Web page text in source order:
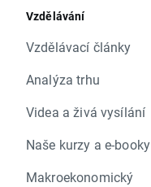
Vzdělávání
Vzdělávací články
Analýza trhu
Videa a živá vysílání
Naše kurzy a e-booky
Makroekonomický